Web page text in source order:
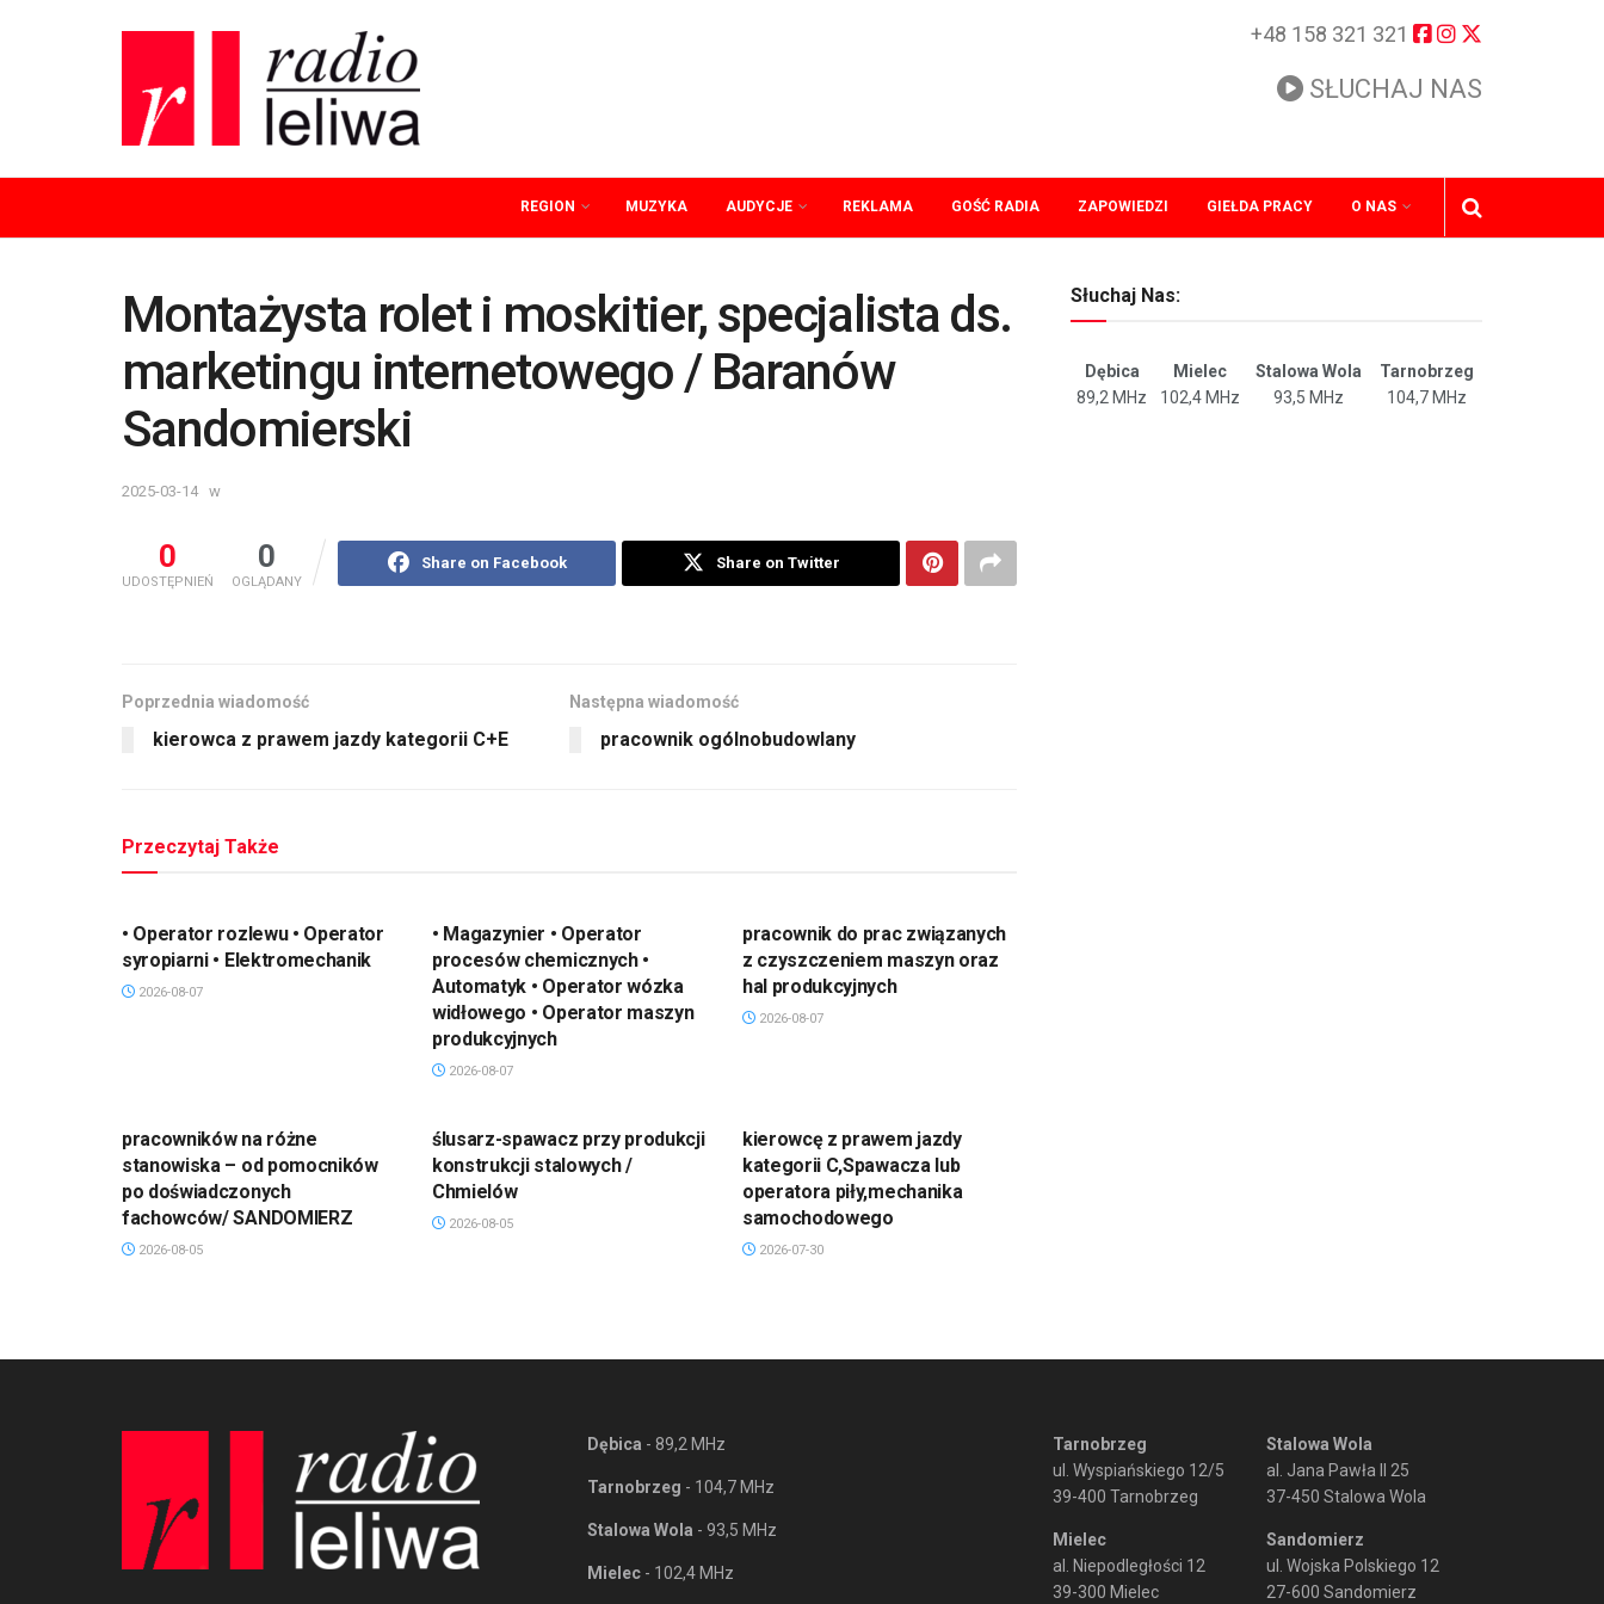
+48 158 321 321
SŁUCHAJ NAS
REGION MUZYKA AUDYCJE REKLAMA GOŚĆ RADIA ZAPOWIEDZI GIEŁDA PRACY O NAS
Montażysta rolet i moskitier, specjalista ds.
marketingu internetowego / Baranów
Sandomierski
2025-03-14 w
0
UDOSTĘPNIEŃ
0
OGLĄDANY
Share on Facebook Share on Twitter
Poprzednia wiadomość
kierowca z prawem jazdy kategorii C+E
Następna wiadomość
pracownik ogólnobudowlany
Przeczytaj Także
• Operator rozlewu • Operator
syropiarni • Elektromechanik
2026-08-07
• Magazynier • Operator
procesów chemicznych •
Automatyk • Operator wózka
widłowego • Operator maszyn
produkcyjnych
2026-08-07
pracownik do prac związanych
z czyszczeniem maszyn oraz
hal produkcyjnych
2026-08-07
pracowników na różne
stanowiska – od pomocników
po doświadczonych
fachowców/ SANDOMIERZ
2026-08-05
ślusarz-spawacz przy produkcji
konstrukcji stalowych /
Chmielów
2026-08-05
kierowcę z prawem jazdy
kategorii C,Spawacza lub
operatora piły,mechanika
samochodowego
2026-07-30
Słuchaj Nas:
Dębica Mielec Stalowa Wola
Tarnobrzeg
89,2 MHz
102,4 MHz 93,5 MHz 104,7 MHz
Dębica - 89,2 MHz
Tarnobrzeg - 104,7 MHz
Stalowa Wola - 93,5 MHz
Mielec - 102,4 MHz
Tarnobrzeg
ul. Wyspiańskiego 12/5
39-400 Tarnobrzeg
Mielec
al. Niepodległości 12
39-300 Mielec
Stalowa Wola
al. Jana Pawła II 25
37-450 Stalowa Wola
Sandomierz
ul. Wojska Polskiego 12
27-600 Sandomierz